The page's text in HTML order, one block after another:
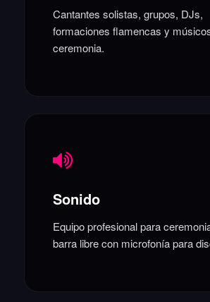
Cantantes solistas, grupos, DJs,
formaciones flamencas y
ceremonia.
Sonido
Equipo profesional para
barra libre con microfonía para